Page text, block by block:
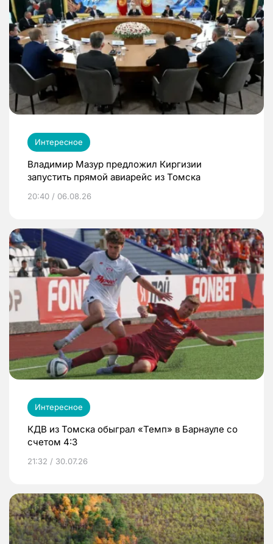
Интересное
Владимир Мазур предложил Киргизии
запустить прямой авиарейс из Томска
20:40 / 06.08.26
Интересное
КДВ из Томска обыграл «Темп» в Барнауле со
счетом 4:3
21:32 / 30.07.26